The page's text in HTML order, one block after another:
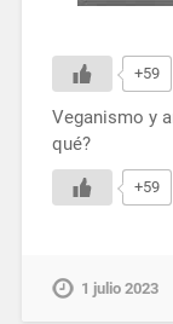
+59
Veganismo y
qué?
+59
1 julio 2023